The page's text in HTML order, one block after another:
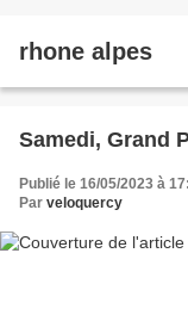
rhone alpes
Samedi, Grand
Publié le 16/05/2023 à
Par veloquercy